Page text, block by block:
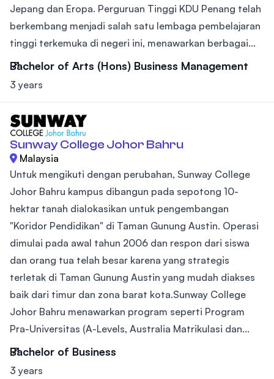
Jepang dan Eropa. Perguruan Tinggi KDU Penang telah
berkembang menjadi salah satu lembaga pembelajaran
tinggi terkemuka di negeri ini, menawarkan berbagai...
Bachelor of Arts (Hons) Business Management
3 years
Sunway College Johor Bahru
Malaysia
Untuk mengikuti dengan perubahan, Sunway College
Johor Bahru kampus dibangun pada sepotong 10-
hektar tanah dialokasikan untuk pengembangan
"Koridor Pendidikan" di Taman Gunung Austin. Operasi
dimulai pada awal tahun 2006 dan respon dari siswa
dan orang tua telah besar karena yang strategis
terletak di Taman Gunung Austin yang mudah diakses
baik dari timur dan zona barat kota.Sunway College
Johor Bahru menawarkan program seperti Program
Pra-Universitas (A-Levels, Australia Matrikulasi dan...
Bachelor of Business
3 years